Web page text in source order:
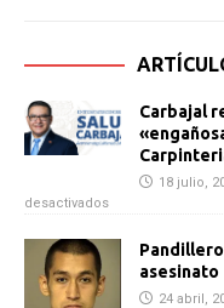
Carbajal
18 julio,
desactivados
asesinato
24 abril,